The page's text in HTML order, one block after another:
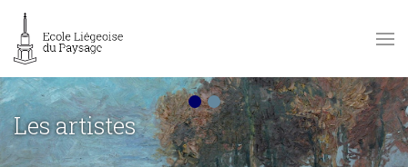
Les artistes